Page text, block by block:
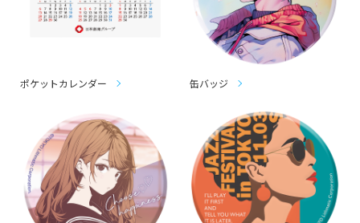
ポケットカレンダー 缶バッジ